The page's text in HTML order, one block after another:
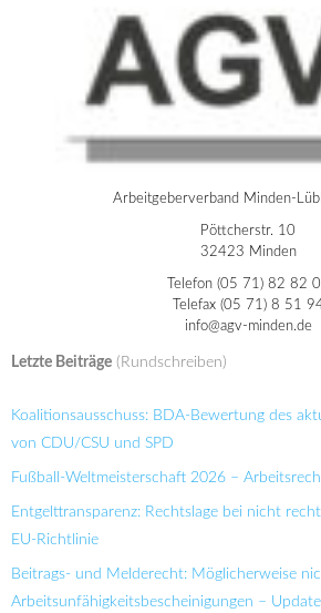
Arbeitgeberverband Minden-
Pöttcherstr. 10
32423 Minden
Telefon (05 71) 82 82
Telefax (05 71) 8 51
info@agv-minden.de
Letzte Beiträge (Rundschreiben)
Koalitionsausschuss: BDA-Bewertung des
von CDU/CSU und SPD
Fußball-Weltmeisterschaft 2026 –
Entgelttransparenz: Rechtslage bei nicht
EU-Richtlinie
Beitrags- und Melderecht: Möglicherweise
Arbeitsunfähigkeitsbescheinigungen – Update